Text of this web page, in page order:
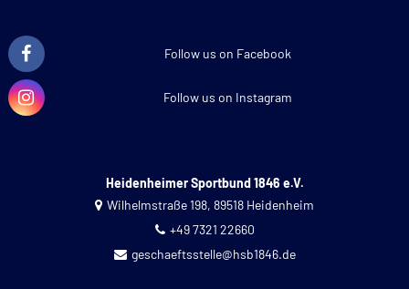
Follow us on Facebook
Follow us on Instagram
Heidenheimer Sportbund 1846 e.V.
Wilhelmstraße 198, 89518 Heidenheim
+49 7321 22660
geschaeftsstelle@hsb1846.de